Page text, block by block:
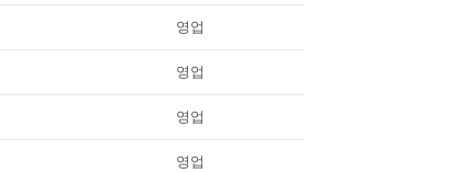
영업
영업
영업
영업